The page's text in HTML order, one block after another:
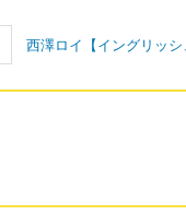
西澤ロイ【イングリッシ